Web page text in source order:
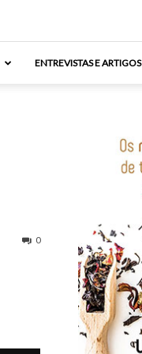
ENTREVISTAS E ARTIGOS
0